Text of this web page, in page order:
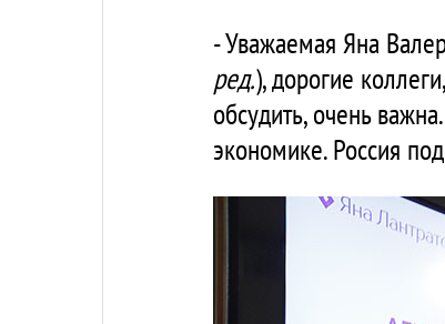
- Уважаемая Яна
ред.), дорогие
обсудить, очень
экономике. Россия